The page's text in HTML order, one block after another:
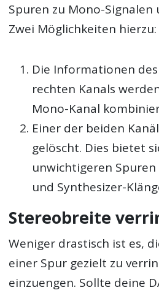
Spuren zu Mono-Signalen
Zwei Möglichkeiten hierzu:
Die Informationen
rechten Kanals
Mono-Kanal
Einer der beiden
gelöscht. Dies bietet
unwichtigeren
und Synthesizer-
Stereobreite
Weniger drastisch ist es,
einer Spur gezielt zu
einzuengen. Sollte deine